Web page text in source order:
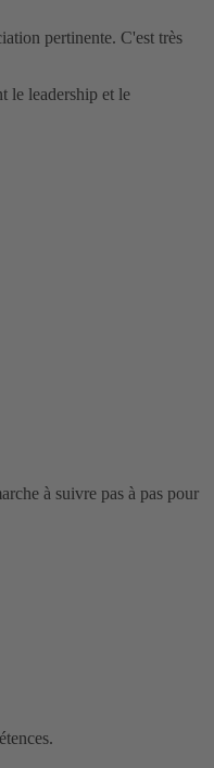
pertinente. C'est très
le leadership et le
à suivre pas à pas pour